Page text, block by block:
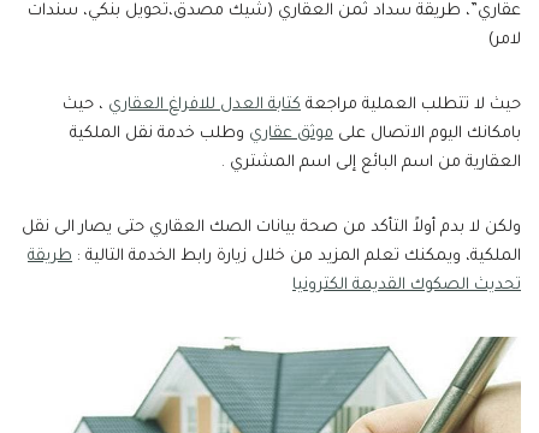
عقاري”، طريقة سداد ثمن العقاري (شيك مصدق،تحويل بنكي، سندات
لامر)
حيث لا تتطلب العملية مراجعة كتابة العدل للافراغ العقاري ، حيث
بامكانك اليوم الاتصال على موثق عقاري وطلب خدمة نقل الملكية
العقارية من اسم البائع إلى اسم المشتري .
ولكن لا بدم أولاً التأكد من صحة بيانات الصك العقاري حتى يصار الى نقل
الملكية، ويمكنك تعلم المزيد من خلال زيارة رابط الخدمة التالية : طريقة
تحديث الصكوك القديمة الكترونيا